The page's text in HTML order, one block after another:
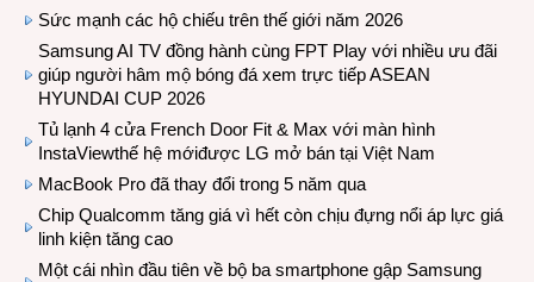
Sức mạnh các hộ chiếu trên thế giới năm 2026
Samsung AI TV đồng hành cùng FPT Play với nhiều ưu đãi
giúp người hâm mộ bóng đá xem trực tiếp ASEAN
HYUNDAI CUP 2026
Tủ lạnh 4 cửa French Door Fit & Max với màn hình
InstaViewthế hệ mớiđược LG mở bán tại Việt Nam
MacBook Pro đã thay đổi trong 5 năm qua
Chip Qualcomm tăng giá vì hết còn chịu đựng nổi áp lực giá
linh kiện tăng cao
Một cái nhìn đầu tiên về bộ ba smartphone gập Samsung